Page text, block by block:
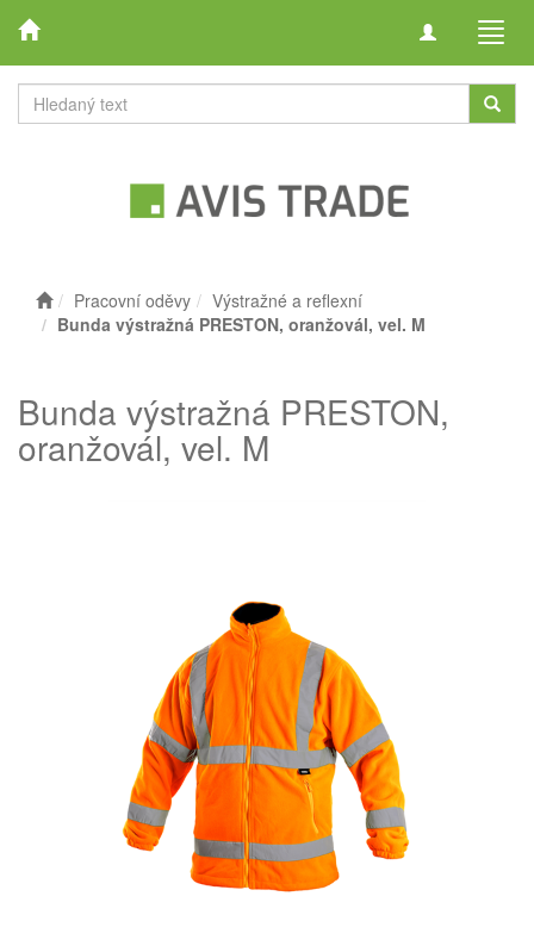
Toggle
Pracovní oděvy
Výstražné a reflexní
Bunda výstražná PRESTON, oranžovál, vel. M
Bunda výstražná PRESTON,
oranžovál, vel. M